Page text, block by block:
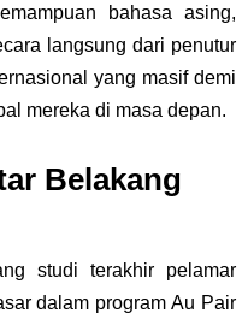
bahasa asing,
langsung dari penutur
yang masif demi
mereka di masa depan.
Belakang
studi terakhir pelamar
dalam program Au Pair